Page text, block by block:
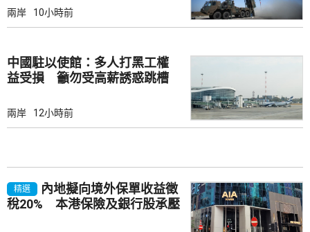
兩岸 10小時前
中國駐以使館：多人打黑工權
益受損 籲勿受高薪誘惑跳槽
兩岸 12小時前
精選
內地擬向境外保單收益徵
稅20% 本港保險及銀行股承壓